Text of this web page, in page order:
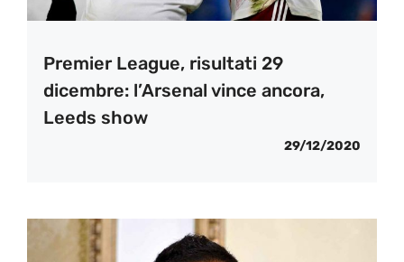
Premier League, risultati 29
dicembre: l’Arsenal vince ancora,
Leeds show
29/12/2020